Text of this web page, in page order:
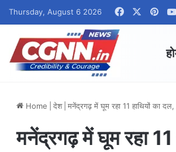
Thursday, August 6 2026 Facebook
Home देश मनेंद्रगढ़ में घूम रहा 11 हाथियों का
मनेंद्रगढ़ में घूम रहा